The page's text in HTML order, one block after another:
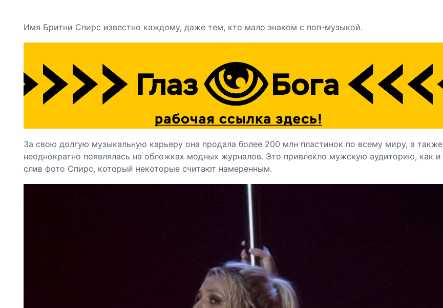
Имя Бритни Спирс известно каждому, даже тем, кто мало знаком с поп-музыкой.
За свою долгую музыкальную карьеру она продала более 200 млн пластинок по всему миру, а также
неоднократно появлялась на обложках модных журналов. Это привлекло мужскую аудиторию, как и
слив фото Спирс, который некоторые считают намеренным.